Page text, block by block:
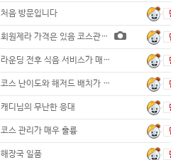
처음 방문입니다
회원제라 가격은 있음 코스관리 잘되어있고
라운딩 전후 식음 서비스가 매우 만족스러웠습
코스 난이도와 해저드 배치가 라운드를 재미있
캐디님의 무난한 응대
코스 관리가 매우 훌륭
해장국 일품